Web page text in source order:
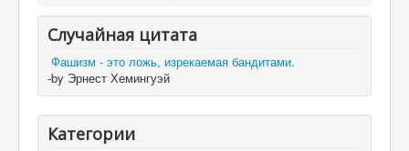
Случайная цитата
Фашизм - это ложь, изрекаемая бандитами.
-by Эрнест Хемингуэй
Категории